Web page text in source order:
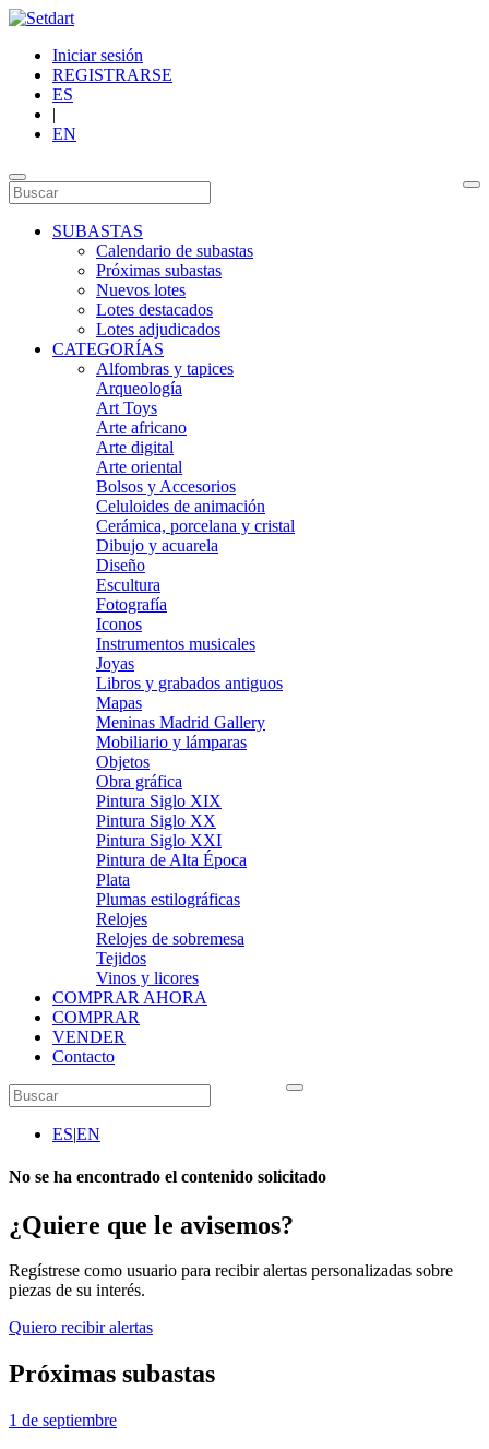
Iniciar sesión
REGISTRARSE
ES
|
EN
SUBASTAS
Calendario de subastas
Próximas subastas
Nuevos lotes
Lotes destacados
Lotes adjudicados
CATEGORÍAS
Alfombras y tapices
Arqueología
Art Toys
Arte africano
Arte digital
Arte oriental
Bolsos y Accesorios
Celuloides de animación
Cerámica, porcelana y cristal
Dibujo y acuarela
Diseño
Escultura
Fotografía
Iconos
Instrumentos musicales
Joyas
Libros y grabados antiguos
Mapas
Meninas Madrid Gallery
Mobiliario y lámparas
Objetos
Obra gráfica
Pintura Siglo XIX
Pintura Siglo XX
Pintura Siglo XXI
Pintura de Alta Época
Plata
Plumas estilográficas
Relojes
Relojes de sobremesa
Tejidos
Vinos y licores
COMPRAR AHORA
COMPRAR
VENDER
Contacto
ES|EN
No se ha encontrado el contenido solicitado
¿Quiere que le avisemos?
Regístrese como usuario para recibir alertas personalizadas sobre
piezas de su interés.
Quiero recibir alertas
Próximas subastas
1 de septiembre